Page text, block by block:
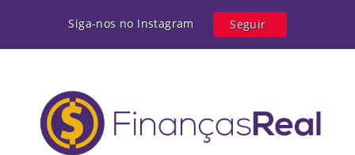
Siga-nos no Instagram Seguir